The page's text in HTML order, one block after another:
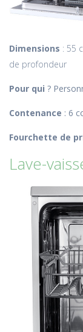
Dimensions : 55
de profondeur
Pour qui ?
Contenance : 6
Fourchette de
Lave-